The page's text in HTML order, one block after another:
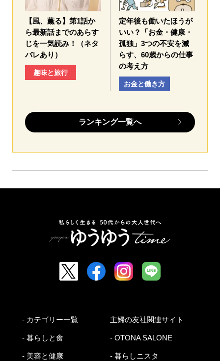
【風、薫る】第1話か
ら最新話までのあらす
じを一気読み！（ネタ
バレあり）
趣味と旅行
定年後も働いたほうが
いい？「お金・健康・
孤独」3つの不安を減
らす、60歳からの仕事
の考え方
お金と働き方
ランキング一覧へ
- カテゴリー一覧
- 暮らしと食
- 美容と健康
主婦の友社関連サイト
- OTONA SALONE
- 暮らしニスタ